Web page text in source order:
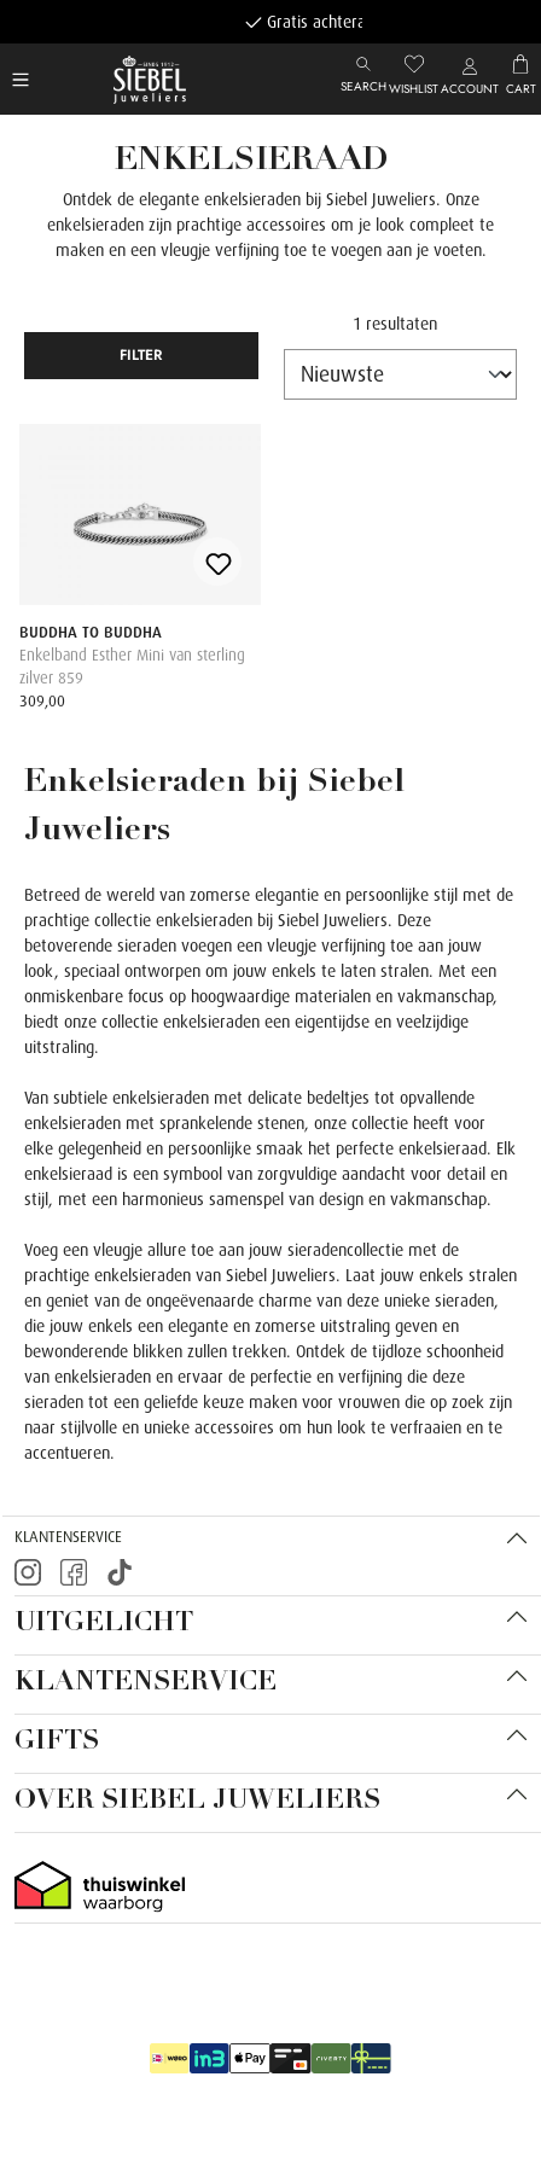
Gratis achteraf betalen
SEARCHWISHLISTACCOUNT CART
ENKELSIERAAD
Ontdek de elegante enkelsieraden bij Siebel Juweliers. Onze
enkelsieraden zijn prachtige accessoires om je look compleet te
maken en een vleugje verfijning toe te voegen aan je voeten.
FILTER
1 resultaten
BUDDHA TO BUDDHA
Enkelband Esther Mini van sterling
zilver 859
309,00
Enkelsieraden bij Siebel
Juweliers
Betreed de wereld van zomerse elegantie en persoonlijke stijl met de
prachtige collectie enkelsieraden bij Siebel Juweliers. Deze
betoverende sieraden voegen een vleugje verfijning toe aan jouw
look, speciaal ontworpen om jouw enkels te laten stralen. Met een
onmiskenbare focus op hoogwaardige materialen en vakmanschap,
biedt onze collectie enkelsieraden een eigentijdse en veelzijdige
uitstraling.
Van subtiele enkelsieraden met delicate bedeltjes tot opvallende
enkelsieraden met sprankelende stenen, onze collectie heeft voor
elke gelegenheid en persoonlijke smaak het perfecte enkelsieraad. Elk
enkelsieraad is een symbool van zorgvuldige aandacht voor detail en
stijl, met een harmonieus samenspel van design en vakmanschap.
Voeg een vleugje allure toe aan jouw sieradencollectie met de
prachtige enkelsieraden van Siebel Juweliers. Laat jouw enkels stralen
en geniet van de ongeëvenaarde charme van deze unieke sieraden,
die jouw enkels een elegante en zomerse uitstraling geven en
bewonderende blikken zullen trekken. Ontdek de tijdloze schoonheid
van enkelsieraden en ervaar de perfectie en verfijning die deze
sieraden tot een geliefde keuze maken voor vrouwen die op zoek zijn
naar stijlvolle en unieke accessoires om hun look te verfraaien en te
accentueren.
KLANTENSERVICE
UITGELICHT
KLANTENSERVICE
GIFTS
OVER SIEBEL JUWELIERS